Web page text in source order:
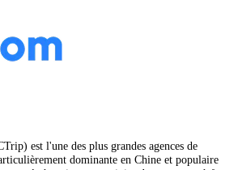
est l'une des plus grandes agences de
dominante en Chine et populaire